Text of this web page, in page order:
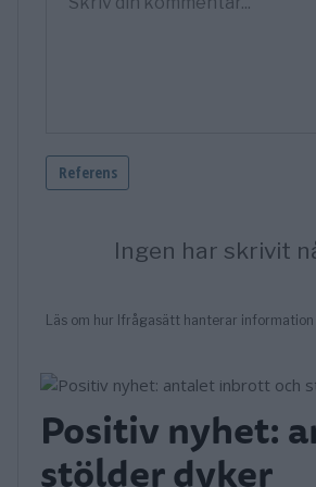
Positiv nyhet:
stölder dyker